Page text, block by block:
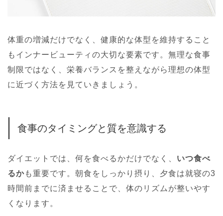
体重の増減だけでなく、健康的な体型を維持すること
もインナービューティの大切な要素です。無理な食事
制限ではなく、栄養バランスを整えながら理想の体型
に近づく方法を見ていきましょう。
食事のタイミングと質を意識する
ダイエットでは、何を食べるかだけでなく、 いつ食べ
るかも重要です。朝食をしっかり摂り、夕食は就寝の3
時間前までに済ませることで、体のリズムが整いやす
くなります。